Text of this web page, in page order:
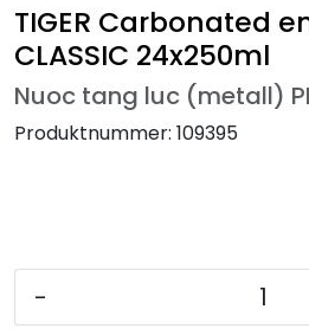
TIGER Carbonated
CLASSIC 24x250ml
Nuoc tang luc (metall)
Produktnummer: 109395
-